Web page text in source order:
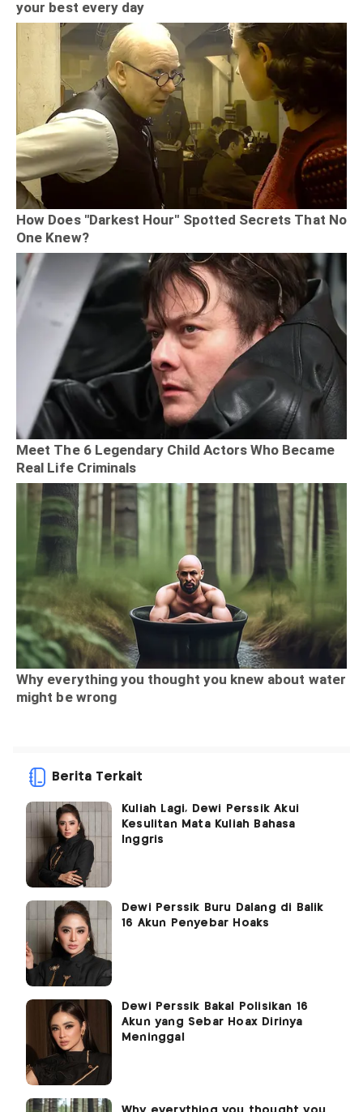
Berita Terkait
Kuliah Lagi, Dewi Perssik Akui
Kesulitan Mata Kuliah Bahasa
Inggris
Dewi Perssik Buru Dalang di Balik
16 Akun Penyebar Hoaks
Dewi Perssik Bakal Polisikan 16
Akun yang Sebar Hoax Dirinya
Meninggal